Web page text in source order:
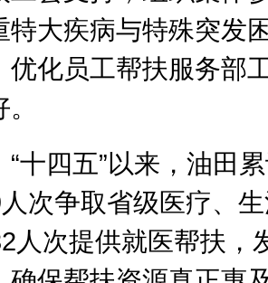
特大疾病与特殊突发
优化员工帮扶服务部
四五”以来，油田累
次争取省级医疗、
人次提供就医帮扶，